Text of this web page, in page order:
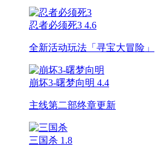
忍者必须死3 4.6
全新活动玩法「寻宝大冒险」
崩坏3-曙梦向明 4.4
主线第二部终章更新
三国杀 1.8